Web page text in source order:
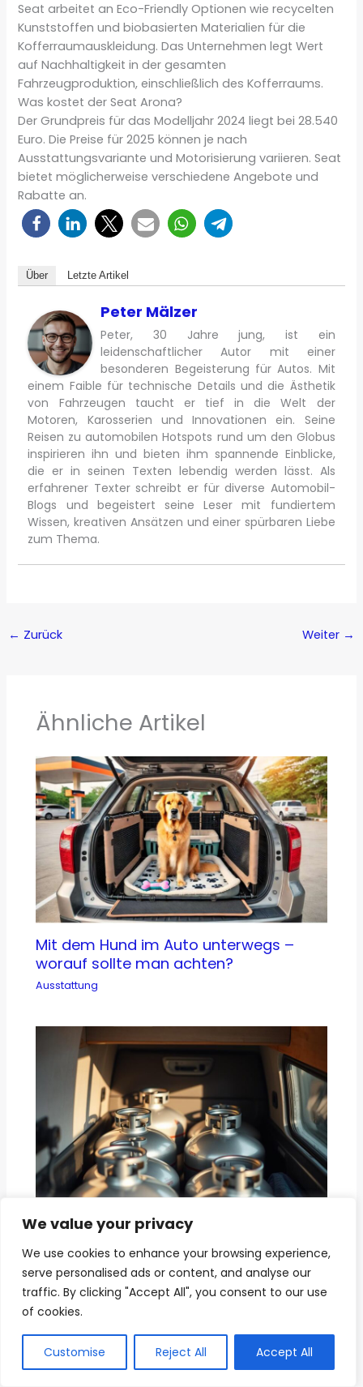
We value your privacy
We use cookies to enhance your browsing experience,
serve personalised ads or content, and analyse our
traffic. By clicking "Accept All", you consent to our use
of cookies.
Customise Reject All Accept All
Seat arbeitet an Eco-Friendly Optionen wie recycelten
Kunststoffen und biobasierten Materialien für die
Kofferraumauskleidung. Das Unternehmen legt Wert
auf Nachhaltigkeit in der gesamten
Fahrzeugproduktion, einschließlich des Kofferraums.
Was kostet der Seat Arona?
Der Grundpreis für das Modelljahr 2024 liegt bei 28.540
Euro. Die Preise für 2025 können je nach
Ausstattungsvariante und Motorisierung variieren. Seat
bietet möglicherweise verschiedene Angebote und
Rabatte an.
Über Letzte Artikel
Peter Mälzer
Peter, 30 Jahre jung, ist ein
leidenschaftlicher Autor mit einer
besonderen Begeisterung für Autos. Mit
einem Faible für technische Details und die Ästhetik
von Fahrzeugen taucht er tief in die Welt der
Motoren, Karosserien und Innovationen ein. Seine
Reisen zu automobilen Hotspots rund um den Globus
inspirieren ihn und bieten ihm spannende Einblicke,
die er in seinen Texten lebendig werden lässt. Als
erfahrener Texter schreibt er für diverse Automobil-
Blogs und begeistert seine Leser mit fundiertem
Wissen, kreativen Ansätzen und einer spürbaren Liebe
zum Thema.
← Zurück Weiter →
Ähnliche Artikel
Mit dem Hund im Auto unterwegs –
worauf sollte man achten?
Ausstattung
Gasflaschen im Wohnwagen –
Sicherheit & Transport
Ausstattung